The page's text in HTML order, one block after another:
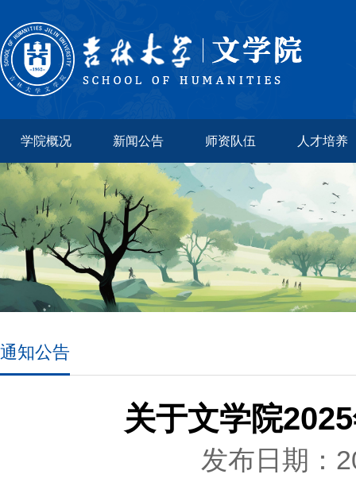
学院概况 新闻公告 师资队伍 人才培养
通知公告
关于文学院
发布日期：